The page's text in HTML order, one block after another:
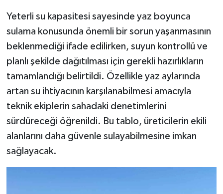
Yeterli su kapasitesi sayesinde yaz boyunca
sulama konusunda önemli bir sorun yaşanmasının
beklenmediği ifade edilirken, suyun kontrollü ve
planlı şekilde dağıtılması için gerekli hazırlıkların
tamamlandığı belirtildi. Özellikle yaz aylarında
artan su ihtiyacının karşılanabilmesi amacıyla
teknik ekiplerin sahadaki denetimlerini
sürdüreceği öğrenildi. Bu tablo, üreticilerin ekili
alanlarını daha güvenle sulayabilmesine imkan
sağlayacak.